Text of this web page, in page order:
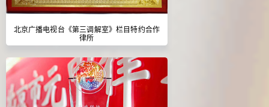
北京广播电视台《第三调解室》栏目特约合作
律所